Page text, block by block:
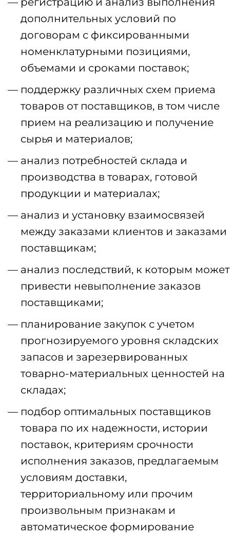
дополнительных условий по
договорам с фиксированными
номенклатурными позициями,
объемами и сроками поставок;
поддержку различных схем приема
товаров от поставщиков, в том числе
прием на реализацию и получение
сырья и материалов;
анализ потребностей склада и
производства в товарах, готовой
продукции и материалах;
анализ и установку взаимосвязей
между заказами клиентов и заказами
поставщикам;
анализ последствий, к которым может
привести невыполнение заказов
поставщиками;
планирование закупок с учетом
прогнозируемого уровня складских
запасов и зарезервированных
товарно-материальных ценностей на
складах;
подбор оптимальных поставщиков
товара по их надежности, истории
поставок, критериям срочности
исполнения заказов, предлагаемым
условиям доставки,
территориальному или прочим
произвольным признакам и
автоматическое формирование